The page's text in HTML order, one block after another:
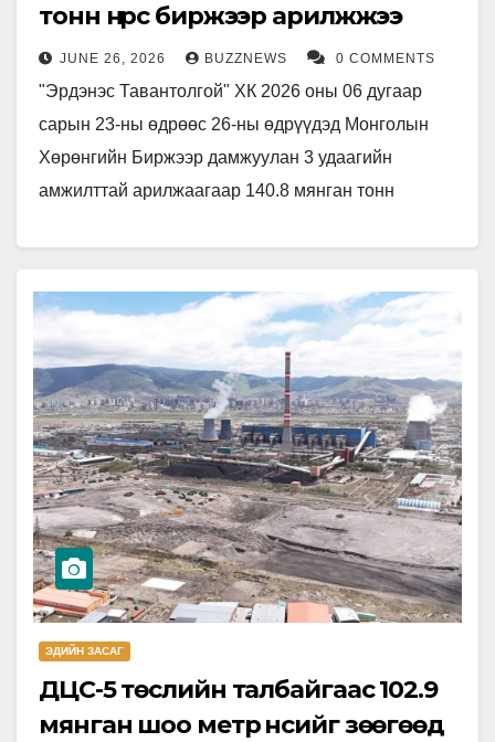
тонн нүүрс биржээр арилжжээ
JUNE 26, 2026 BUZZNEWS 0 COMMENTS
"Эрдэнэс Тавантолгой" ХК 2026 оны 06 дугаар
сарын 23-ны өдрөөс 26-ны өдрүүдэд Монголын
Хөрөнгийн Биржээр дамжуулан 3 удаагийн
амжилттай арилжаагаар 140.8 мянган тонн
ЭДИЙН ЗАСАГ
ДЦС-5 төслийн талбайгаас 102.9
мянган шоо метр үнсийг зөөгөөд